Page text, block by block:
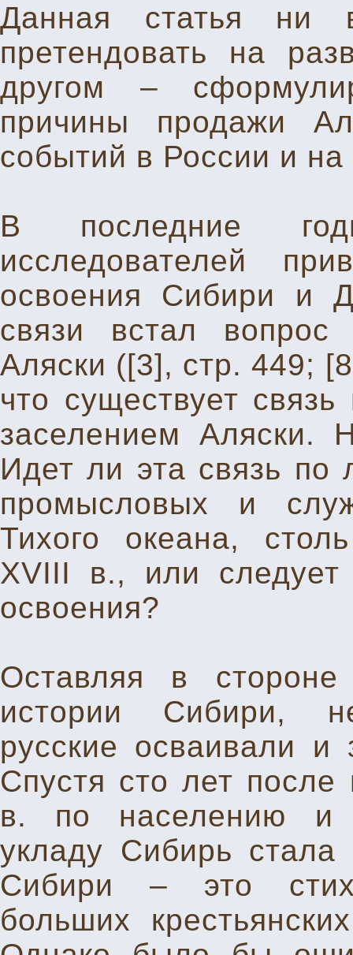
Данная статья
претендовать на
другом –
причины продажи
событий в России и
В последние
исследователей
освоения Сибири и
связи встал
Аляски ([3], стр. 449;
что существует
заселением Аляски.
Идет ли эта связь по
промысловых и
Тихого океана,
XVIII в., или следует
освоения?
Оставляя в
истории Сибири,
русские осваивали
Спустя сто лет
в. по населению и
укладу Сибирь стала
Сибири – это
больших